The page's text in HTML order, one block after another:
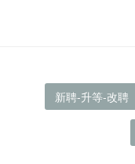
新聘-升等-改聘